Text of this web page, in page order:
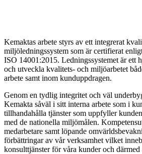
Kemaktas arbete styrs av ett integrerat
miljöledningssystem som är certifierat
ISO 14001:2015. Ledningssystemet är ett
och utveckla kvalitets- och miljöarbetet
arbete samt inom kunduppdragen.
Genom en tydlig integritet och väl
Kemakta såväl i sitt interna arbete som i
tillhandahålla tjänster som uppfyller
med de nationella miljömålen.
medarbetare samt löpande
förbättringar av vår verksamhet vilket
konsulttjänster för våra kunder och